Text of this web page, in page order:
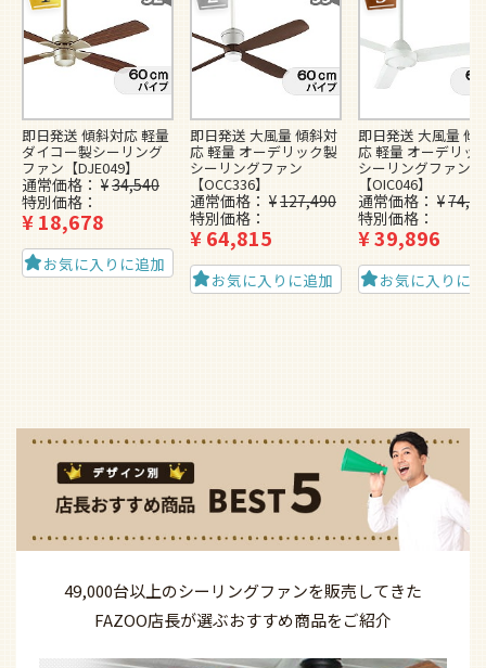
即日発送 傾斜対応 軽量
ダイコー製シーリング
ファン【DJE049】
通常価格 ¥34,540
特別価格
¥18,678
お気に入りに追加
即日発送 大風量 傾斜対
応 軽量 オーデリック製
シーリングファン
【OCC336】
通常価格 ¥127,490
特別価格
¥64,815
お気に入りに追加
即日発送 大風量 傾
応 軽量 オーデリッ
シーリングファン
【OIC046】
通常価格 ¥
特別価格
¥39,896
お気に入りに
49,000台以上のシーリングファンを販売してきた
FAZOO店長が選ぶおすすめ商品をご紹介